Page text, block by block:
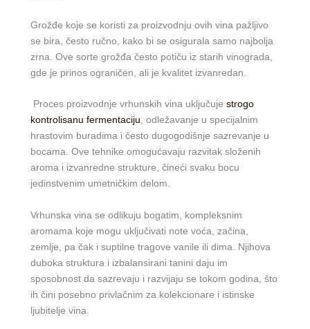
Grožđe koje se koristi za proizvodnju ovih vina pažljivo
se bira, često ručno, kako bi se osigurala samo najbolja
zrna. Ove sorte grožđa često potiču iz starih vinograda,
gde je prinos ograničen, ali je kvalitet izvanredan.
Proces proizvodnje vrhunskih vina uključuje strogo
kontrolisanu fermentaciju, odležavanje u specijalnim
hrastovim buradima i često dugogodišnje sazrevanje u
bocama. Ove tehnike omogućavaju razvitak složenih
aroma i izvanredne strukture, čineći svaku bocu
jedinstvenim umetničkim delom.
Vrhunska vina se odlikuju bogatim, kompleksnim
aromama koje mogu uključivati note voća, začina,
zemlje, pa čak i suptilne tragove vanile ili dima. Njihova
duboka struktura i izbalansirani tanini daju im
sposobnost da sazrevaju i razvijaju se tokom godina, što
ih čini posebno privlačnim za kolekcionare i istinske
ljubitelje vina.